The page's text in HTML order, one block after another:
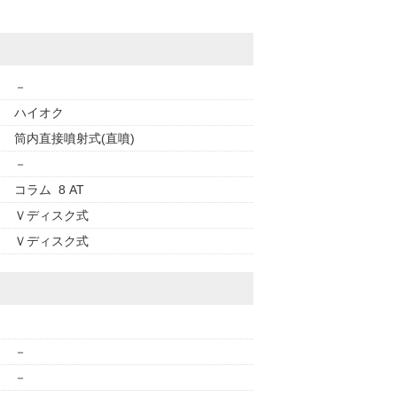
－
ハイオク
筒内直接噴射式(直噴)
－
コラム 8 AT
Ｖディスク式
Ｖディスク式
－
－